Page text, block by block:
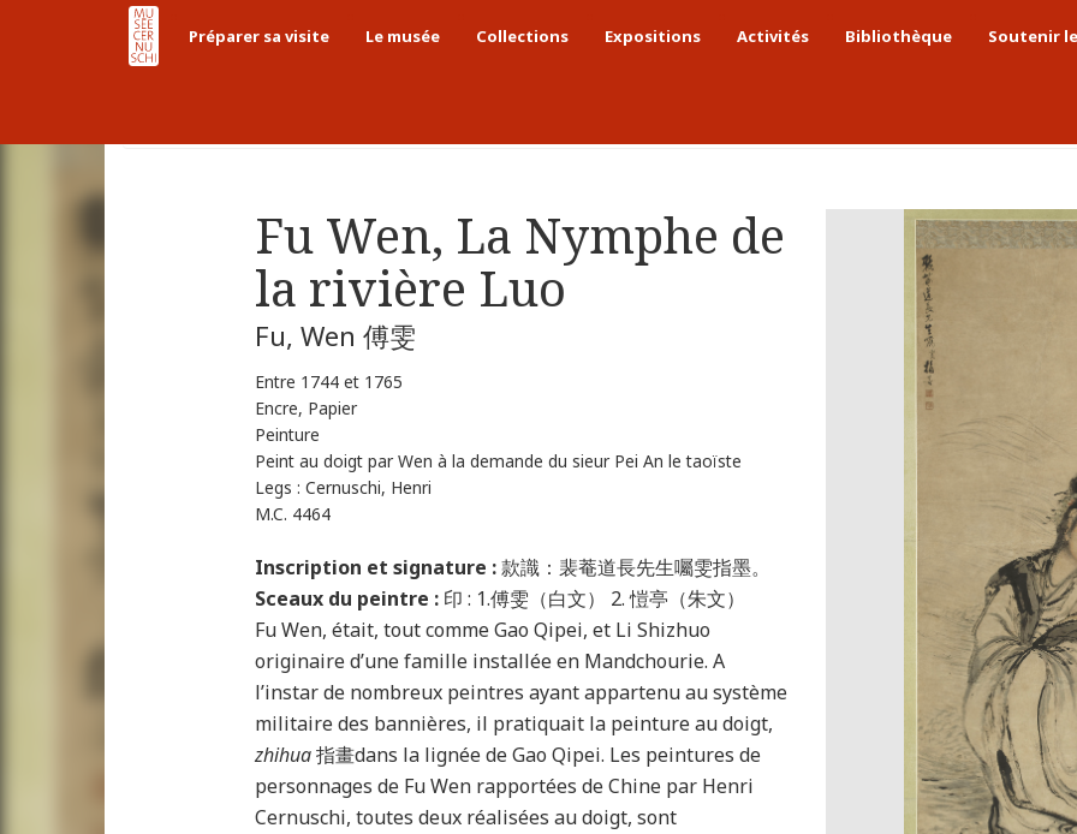
Préparer sa visite Le musée Collections Expositions Activités Bibliothèque Soutenir
Fu Wen, La Nymphe de
la rivière Luo
Fu, Wen 傅雯
Entre 1744 et 1765
Encre, Papier
Peinture
Peint au doigt par Wen à la demande du sieur Pei An le taoïste
Legs : Cernuschi, Henri
M.C. 4464
Inscription et signature :款識：裴菴道長先生囑雯指墨。
Sceaux du peintre : 印 : 1.傅雯（白文） 2. 愷亭（朱文）
Fu Wen, était, tout comme Gao Qipei, et Li Shizhuo
originaire d’une famille installée en Mandchourie. A
l’instar de nombreux peintres ayant appartenu au système
militaire des bannières, il pratiquait la peinture au doigt,
zhihua指畫dans la lignée de Gao Qipei. Les peintures de
personnages de Fu Wen rapportées de Chine par Henri
Cernuschi, toutes deux réalisées au doigt, sont